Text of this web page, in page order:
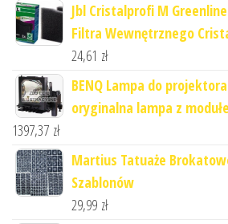
Jbl Cristalprofi M
Filtra Wewnętrznego
24,61 zł
BENQ Lampa do projektora
oryginalna lampa z
1397,37 zł
Martius Tatuaże
Szablonów
29,99 zł